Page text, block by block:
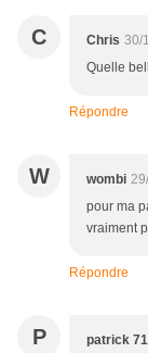
C Chris 30/
Quelle
Répondre
W wombi
pour ma
vraiment
Répondre
P patrick 71